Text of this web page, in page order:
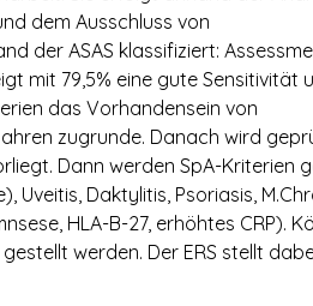
dem Ausschluss von
der ASAS klassifiziert:
mit 79,5% eine gute Sensitivität
das Vorhandensein von
zugrunde. Danach wird
Dann werden SpA-Kriterien
Uveitis, Daktylitis, Psoriasis,
HLA-B-27, erhöhtes CRP).
werden. Der ERS stellt